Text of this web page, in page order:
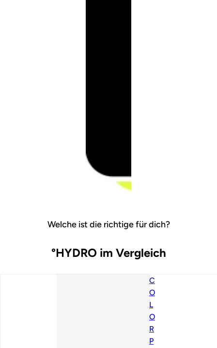
Welche ist die richtige für dich?
°HYDRO im Vergleich
C
O
L
O
R
P